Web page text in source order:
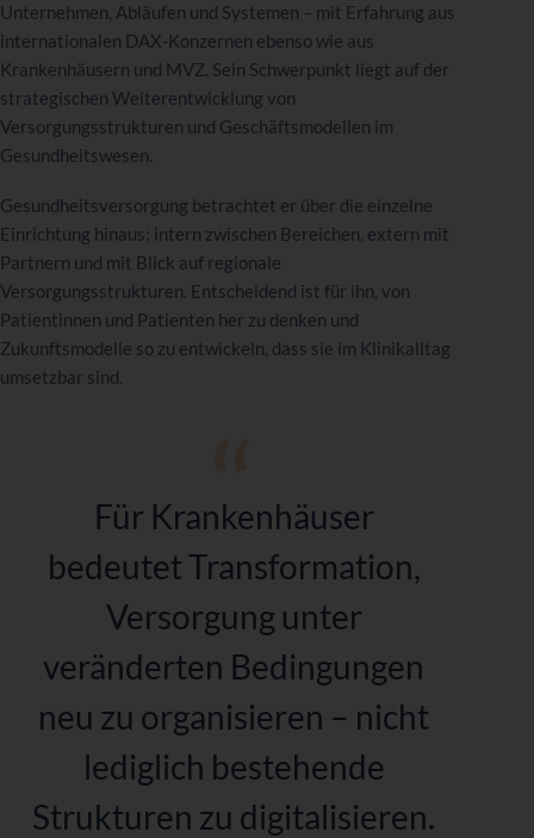
Unternehmen, Abläufen und Systemen – mit Erfahrung aus
internationalen DAX-Konzernen ebenso wie aus
Krankenhäusern und MVZ. Sein Schwerpunkt liegt auf der
strategischen Weiterentwicklung von
Versorgungsstrukturen und Geschäftsmodellen im
Gesundheitswesen.
Gesundheitsversorgung betrachtet er über die einzelne
Einrichtung hinaus: intern zwischen Bereichen, extern mit
Partnern und mit Blick auf regionale
Versorgungsstrukturen. Entscheidend ist für ihn, von
Patientinnen und Patienten her zu denken und
Zukunftsmodelle so zu entwickeln, dass sie im Klinikalltag
umsetzbar sind.
Für Krankenhäuser
bedeutet Transformation,
Versorgungunter
veränderten Bedingungen
neu zu organisieren – nicht
lediglich bestehende
Strukturen zu digitalisieren.